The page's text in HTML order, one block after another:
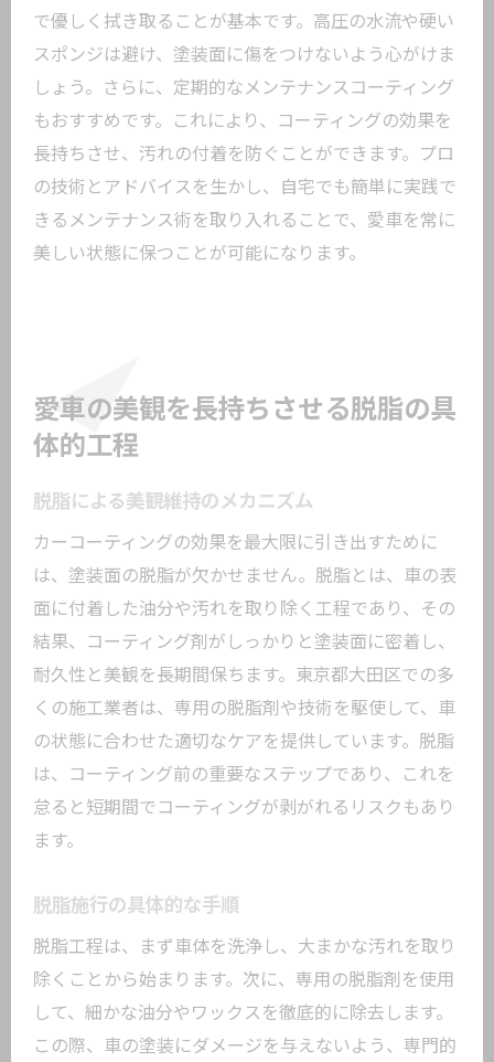
で優しく拭き取ることが基本です。高圧の水流や硬い
スポンジは避け、塗装面に傷をつけないよう心がけま
しょう。さらに、定期的なメンテナンスコーティング
もおすすめです。これにより、コーティングの効果を
長持ちさせ、汚れの付着を防ぐことができます。プロ
の技術とアドバイスを生かし、自宅でも簡単に実践で
きるメンテナンス術を取り入れることで、愛車を常に
美しい状態に保つことが可能になります。
愛車の美観を長持ちさせる脱脂の具
体的工程
脱脂による美観維持のメカニズム
カーコーティングの効果を最大限に引き出すために
は、塗装面の脱脂が欠かせません。脱脂とは、車の表
面に付着した油分や汚れを取り除く工程であり、その
結果、コーティング剤がしっかりと塗装面に密着し、
耐久性と美観を長期間保ちます。東京都大田区での多
くの施工業者は、専用の脱脂剤や技術を駆使して、車
の状態に合わせた適切なケアを提供しています。脱脂
は、コーティング前の重要なステップであり、これを
怠ると短期間でコーティングが剥がれるリスクもあり
ます。
脱脂施行の具体的な手順
脱脂工程は、まず車体を洗浄し、大まかな汚れを取り
除くことから始まります。次に、専用の脱脂剤を使用
して、細かな油分やワックスを徹底的に除去します。
この際、車の塗装にダメージを与えないよう、専門的